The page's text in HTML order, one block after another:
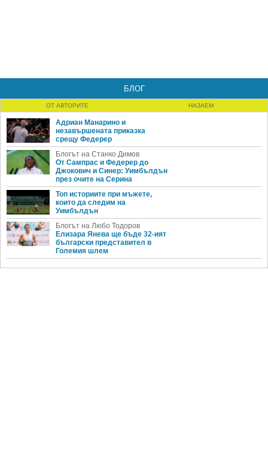
БЛОГ
ОТ АВТОРИТЕ НАЗАЕМ
Адриан Манарино и
незавършената приказка
срещу Федерер
Блогът на Станко Димов
От Сампрас и Федерер до
Джокович и Синер: Уимбълдън
през очите на Серина
Топ историите при мъжете,
които да следим на
Уимбълдън
Блогът на Любо Тодоров
Елизара Янева ще бъде 32-ият
български представител в
Големия шлем